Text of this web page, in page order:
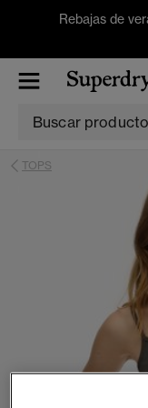
Rebajas de
TOPS